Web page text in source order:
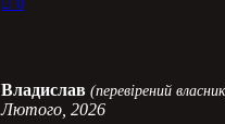
Владислав (перевірений
Лютого, 2026